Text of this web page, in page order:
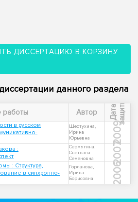
ДИССЕРТАЦИЮ В КОРЗИНУ
данного раздела
работы Автор Д
а
т
а
з
а
щ
и
т ы
в русском
Шестухина,
Ирина
Юрьевна
2009
:
Сермягина,
Светлана
Семеновна
2007
: Структура,
в синхронно-
Горланова,
Ирина
Борисовна
2006